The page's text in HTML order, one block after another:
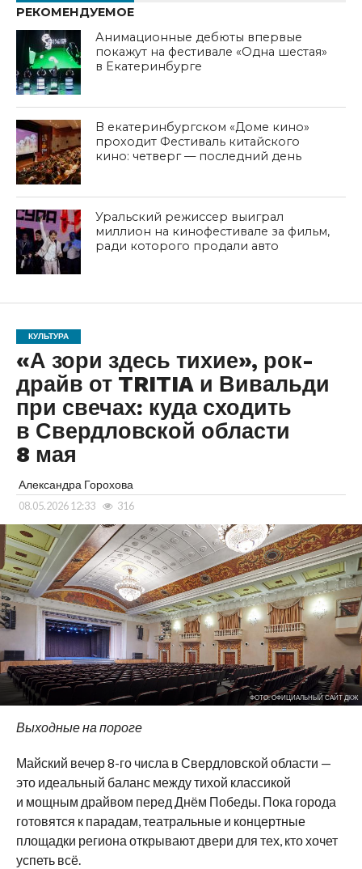
РЕКОМЕНДУЕМОЕ
Анимационные дебюты впервые
покажут на фестивале «Одна шестая»
в Екатеринбурге
В екатеринбургском «Доме кино»
проходит Фестиваль китайского
кино: четверг — последний день
Уральский режиссер выиграл
миллион на кинофестивале за фильм,
ради которого продали авто
КУЛЬТУРА
«А зори здесь тихие», рок-
драйв от TRITIA и Вивальди
при свечах: куда сходить
в Свердловской области
8 мая
Александра Горохова
08.05.2026 12:33 316
ФОТО: ОФИЦИАЛЬНЫЙ САЙТ ДКЖ
Выходные на пороге
Майский вечер 8-го числа в Свердловской области —
это идеальный баланс между тихой классикой
и мощным драйвом перед Днём Победы. Пока города
готовятся к парадам, театральные и концертные
площадки региона открывают двери для тех, кто хочет
успеть всё.